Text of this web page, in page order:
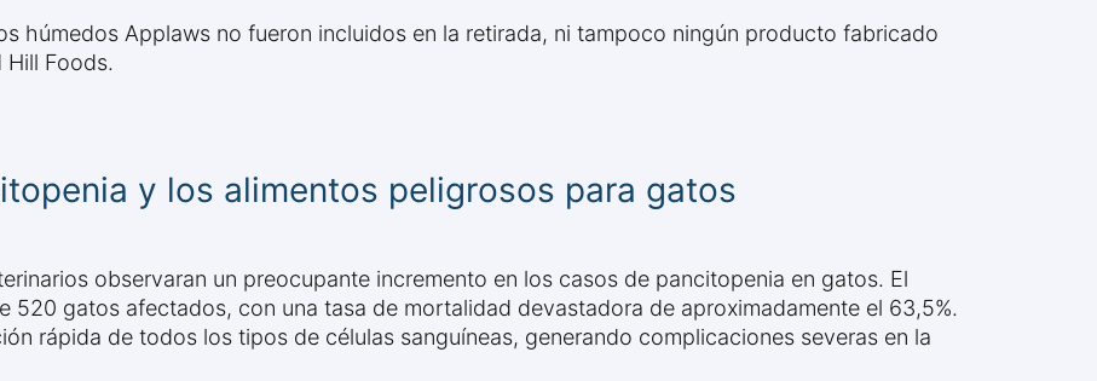
húmedos Applaws no fueron incluidos en la retirada, ni tampoco ningún producto fabricado
Foods.
y los alimentos peligrosos para gatos
observaran un preocupante incremento en los casos de pancitopenia en gatos. El
520 gatos afectados, con una tasa de mortalidad devastadora de aproximadamente el 63,5%.
rápida de todos los tipos de células sanguíneas, generando complicaciones severas en la